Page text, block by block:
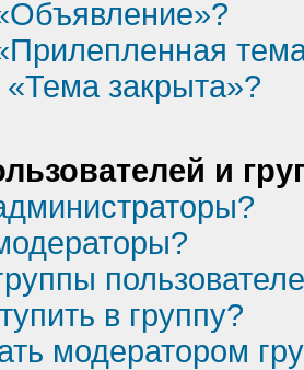
«Тема закрыта»?
и
в группу?
модератором